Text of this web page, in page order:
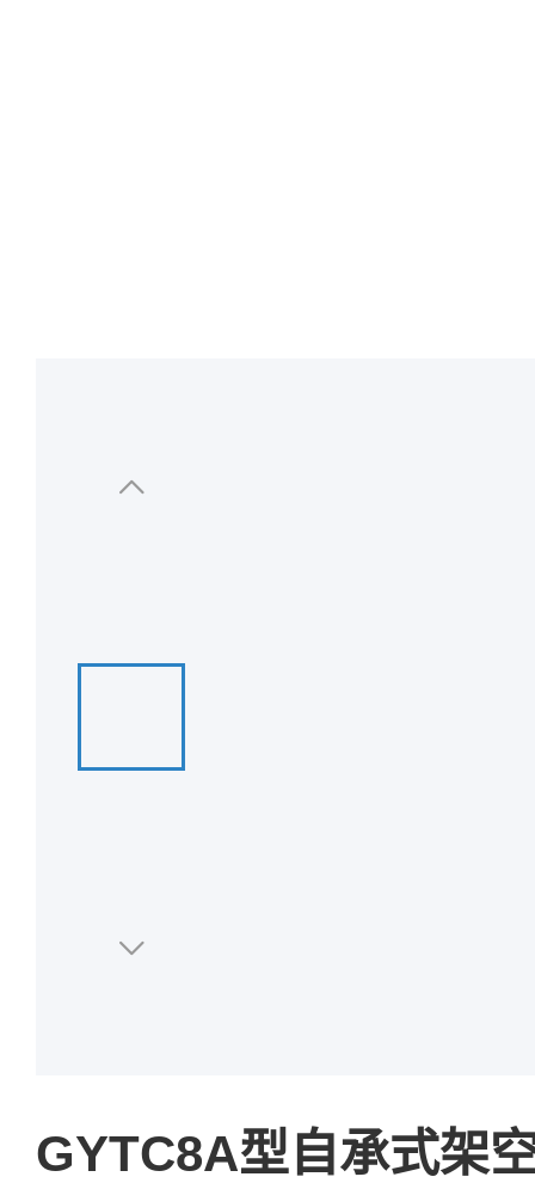
GYTC8A型自承式架